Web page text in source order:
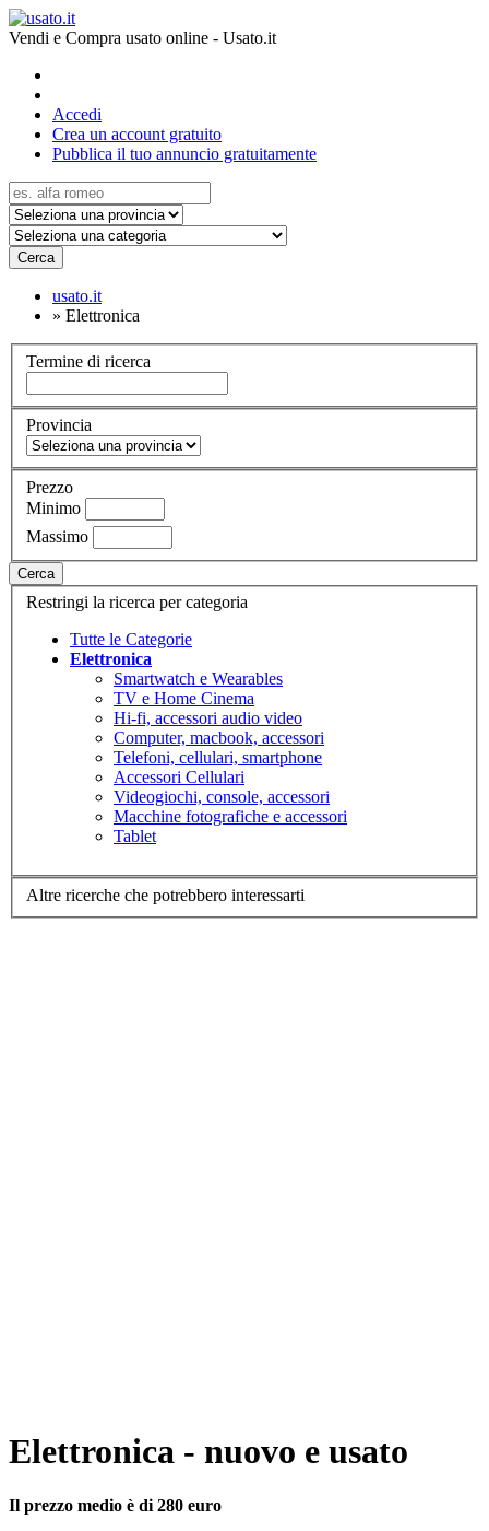
Vendi e Compra usato online - Usato.it
Accedi
Crea un account gratuito
Pubblica il tuo annuncio gratuitamente
Cerca
usato.it
» Elettronica
Termine di ricerca
Provincia
Prezzo
Minimo
Massimo
Cerca
Restringi la ricerca per categoria
Tutte le Categorie
Elettronica
Smartwatch e Wearables
TV e Home Cinema
Hi-fi, accessori audio video
Computer, macbook, accessori
Telefoni, cellulari, smartphone
Accessori Cellulari
Videogiochi, console, accessori
Macchine fotografiche e accessori
Tablet
Altre ricerche che potrebbero interessarti
Elettronica - nuovo e usato
Il prezzo medio è di 280 euro